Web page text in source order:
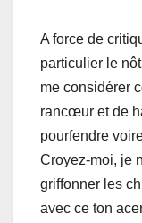
A force de
particulier le
me considérer
rancœur et de
pourfendre
Croyez-moi, je
griffonner les
avec ce ton